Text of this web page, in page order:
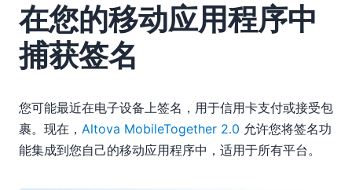
在您的移动应用程序中
捕获签名
您可能最近在电子设备上签名，用于信用卡支付或接受包
裹。现在， Altova MobileTogether 2.0 允许您将签名功
能集成到您自己的移动应用程序中，适用于所有平台。